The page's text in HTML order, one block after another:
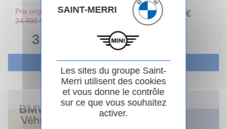
Prix original :
34 490 €
33 990 €
ou376 €
/ mois
Voir le véhicule
SAINT-MERRI
Les sites du groupe Saint-
Merri utilisent des cookies
et vous donne le contrôle
sur ce que vous souhaitez
activer.